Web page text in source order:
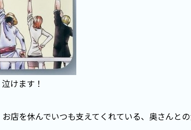
けます！
店を休んでいつも支えてくれている、奥さんと